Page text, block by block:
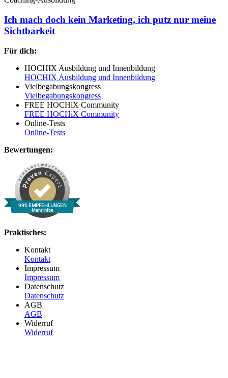
Ich mach doch kein Marketing, ich putz nur meine
Sichtbarkeit
Für dich:
HOCHIX Ausbildung und Innenbildung
HOCHIX Ausbildung und Innenbildung
Vielbegabungskongress
Vielbegabungskongress
FREE HOCHiX Community
FREE HOCHiX Community
Online-Tests
Online-Tests
Bewertungen:
99% EMPFEHLUNGEN
Mehr Infos
Praktisches:
Kontakt
Kontakt
Impressum
Impressum
Datenschutz
Datenschutz
AGB
AGB
Widerruf
Widerruf